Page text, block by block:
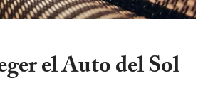
el Auto del Sol